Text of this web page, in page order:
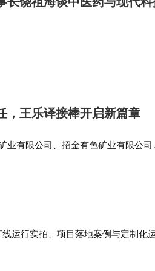
，王乐译接棒开启新篇章
业有限公司、招金有色矿业有限公司
运行实拍、项目落地案例与定制化
、镜场智能运…